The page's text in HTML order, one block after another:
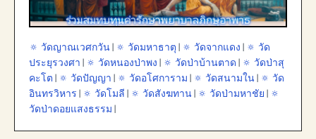
🔅 วัดญาณเวศกวัน| 🔅 วัดมหาธาตุ | 🔅 วัดจากแดง | 🔅 วัด
ประยุรวงศา | 🔅 วัดหนองป่าพง | 🔅 วัดป่าบ้านตาด | 🔅 วัดป่าสุ
คะโต | 🔅 วัดปัญญา | 🔅 วัดอโศการาม | 🔅 วัดสนามใน| 🔅 วัด
อินทรวิหาร | 🔅 วัดโมลี | 🔅 วัดสังฆทาน| 🔅 วัดป่ามหาชัย | 🔅
วัดป่าดอยแสงธรรม |